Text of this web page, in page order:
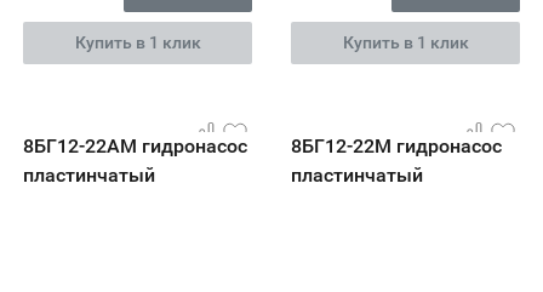
Купить в 1 клик Купить в 1 клик
8БГ12-22АМ гидронасос
пластинчатый
8БГ12-22М гидронасос
пластинчатый